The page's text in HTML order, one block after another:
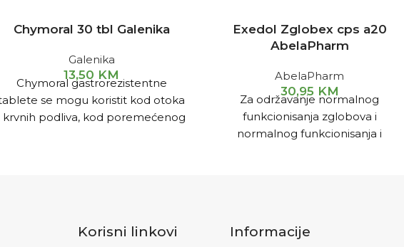
Chymoral 30 tbl Galenika
Galenika
13,50 KM
Chymoral gastrorezistentne
se mogu koristit kod otoka
krvnih podliva, kod poremećenog
Exedol Zglobex cps a20
AbelaPharm
AbelaPharm
30,95 KM
Za održavanje normalnog
funkcionisanja zglobova i
normalnog funkcionisanja i
Korisni linkovi Informacije